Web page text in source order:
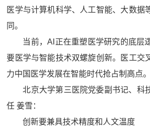
医学与计算机科学、人工智能、大数据
同。
当前，AI正在重塑医学研究的底层
要医学与智能技术双螺旋创新。医工交
力中国医学发展在智能时代抢占制高点。
北京大学第三医院党委副书记、科
任 姜雪：
创新要兼具技术精度和人文温度